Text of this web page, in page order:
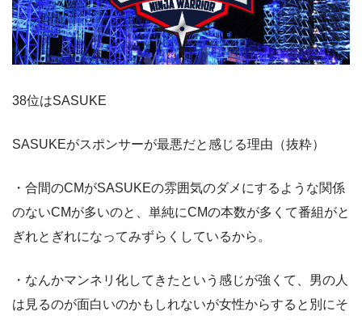
38位はSASUKE
SASUKEがスポンサーが最悪だと感じる理由（抜粋）
・合間のCMがSASUKEの雰囲気のダメにするような関係
のないCMが多いのと、単純にCMの本数が多くて番組がと
ぎれとぎれになってみずらくしているから。
・なんかマンネリ化してきたという感じが強くて、男の人
は見るのが面白いのかもしれないが女性からすると別にそ